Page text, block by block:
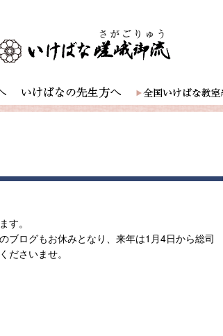
す。
ブログもお休みとなり、来年は1月4日から総司
さいませ。